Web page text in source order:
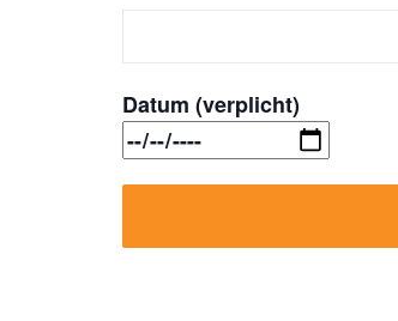
Datum (verplicht)